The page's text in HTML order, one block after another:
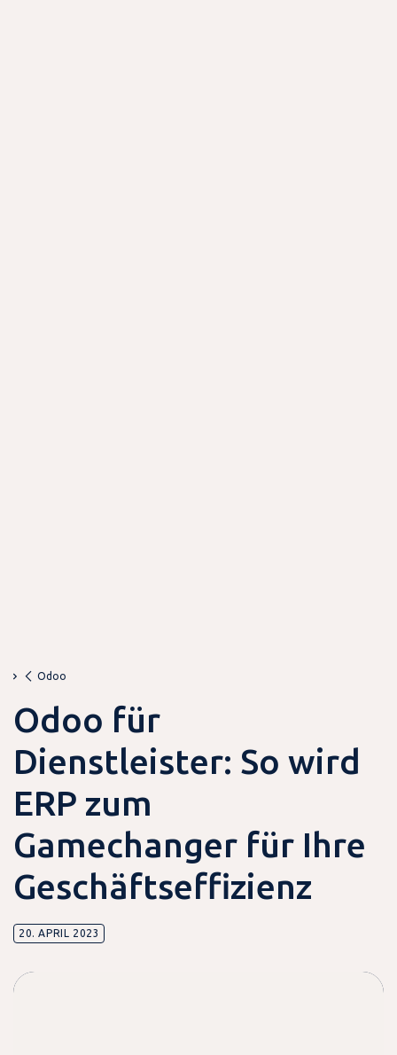
Odoo
Odoo für
Dienstleister: So wird
ERP zum
Gamechanger für Ihre
Geschäftseffizienz
20. APRIL 2023